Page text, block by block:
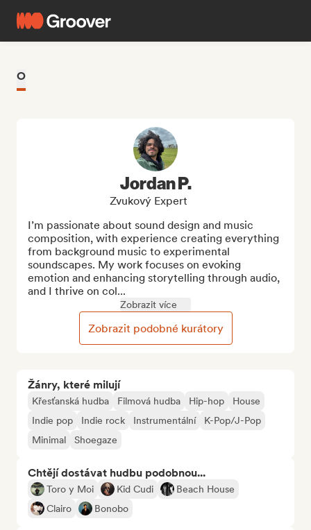
O
Žánry, které milují
Křesťanská hudba Filmová hudba Hip-hop
House
Indie pop
Indie rock Instrumentální
K-Pop/J-Pop
Minimal
Shoegaze
Chtějí dostávat hudbu podobnou...
Toro y Moi Kid Cudi
Beach House
Clairo
Bonobo
Jordan P.
Zvukový Expert
I’m passionate about sound design and music
composition, with experience creating everything
from background music to experimental
soundscapes. My work focuses on evoking
emotion and enhancing storytelling through audio,
and I thrive on col...
Zobrazit více
Zobrazit podobné kurátory